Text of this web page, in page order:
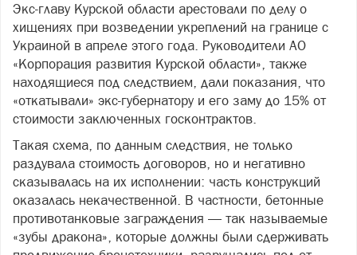
Экс-главу Курской области арестовали по делу о
хищениях при возведении укреплений на границе с
Украиной в апреле этого года. Руководители АО
«Корпорация развития Курской области», также
находящиеся под следствием, дали показания, что
«откатывали» экс-губернатору и его заму до 15% от
стоимости заключенных госконтрактов.
Такая схема, по данным следствия, не только
раздувала стоимость договоров, но и негативно
сказывалась на их исполнении: часть конструкций
оказалась некачественной. В частности, бетонные
противотанковые заграждения — так называемые
«зубы дракона», которые должны были сдерживать